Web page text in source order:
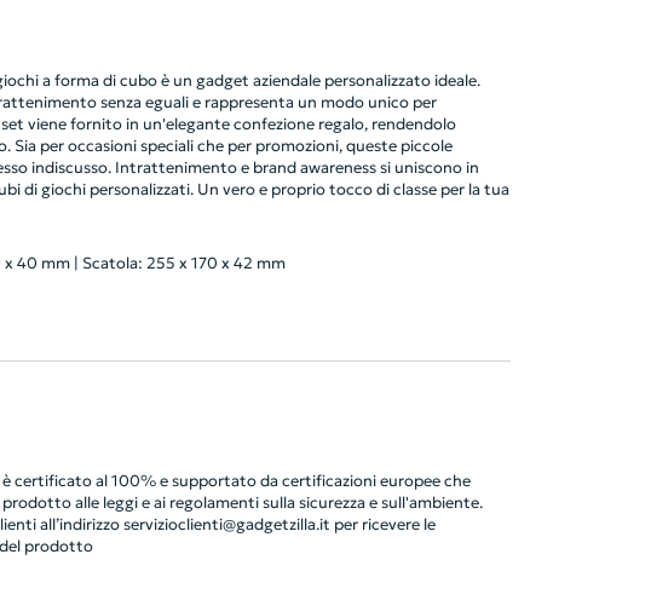
a forma di cubo è un gadget aziendale personalizzato ideale.
senza eguali e rappresenta un modo unico per
viene fornito in un'elegante confezione regalo, rendendolo
Sia per occasioni speciali che per promozioni, queste piccole
indiscusso. Intrattenimento e brand awareness si uniscono in
di giochi personalizzati. Un vero e proprio tocco di classe per la tua
40 mm | Scatola: 255 x 170 x 42 mm
certificato al 100% e supportato da certificazioni europee che
alle leggi e ai regolamenti sulla sicurezza e sull'ambiente.
all’indirizzo servizioclienti@gadgetzilla.it per ricevere le
prodotto